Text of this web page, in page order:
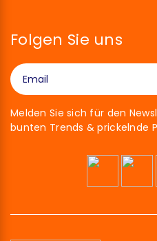
Folgen Sie uns
Melden Sie sich für den
bunten Trends & prickelnde